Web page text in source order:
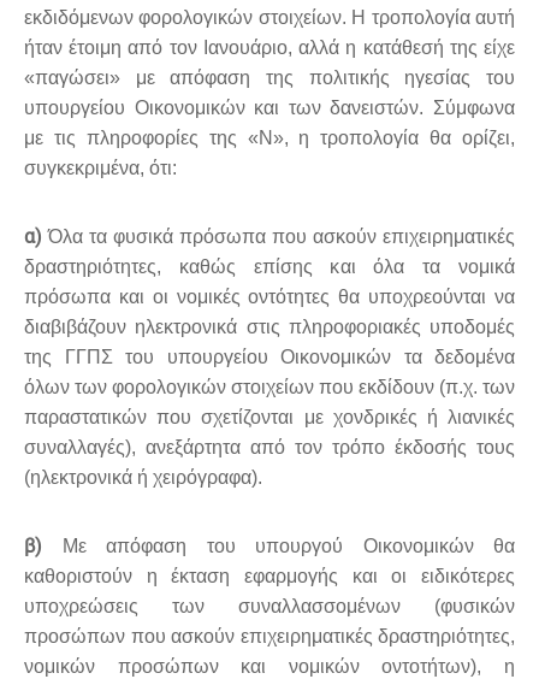
εκδιδόμενων φορολογικών στοιχείων. Η τροπολογία αυτή
ήταν έτοιμη από τον Ιανουάριο, αλλά η κατάθεσή της είχε
«παγώσει» με απόφαση της πολιτικής ηγεσίας του
υπουργείου Οικονομικών και των δανειστών. Σύμφωνα
με τις πληροφορίες της «Ν», η τροπολογία θα ορίζει,
συγκεκριμένα, ότι:
α)Όλα τα φυσικά πρόσωπα που ασκούν επιχειρηματικές
δραστηριότητες, καθώς επίσης και όλα τα νομικά
πρόσωπα και οι νομικές οντότητες θα υποχρεούνται να
διαβιβάζουν ηλεκτρονικά στις πληροφοριακές υποδομές
της ΓΓΠΣ του υπουργείου Οικονομικών τα δεδομένα
όλων των φορολογικών στοιχείων που εκδίδουν (π.χ. των
παραστατικών που σχετίζονται με χονδρικές ή λιανικές
συναλλαγές), ανεξάρτητα από τον τρόπο έκδοσής τους
(ηλεκτρονικά ή χειρόγραφα).
β) Με απόφαση του υπουργού Οικονομικών θα
καθοριστούν η έκταση εφαρμογής και οι ειδικότερες
υποχρεώσεις των συναλλασσομένων (φυσικών
προσώπων που ασκούν επιχειρηματικές δραστηριότητες,
νομικών προσώπων και νομικών οντοτήτων), η